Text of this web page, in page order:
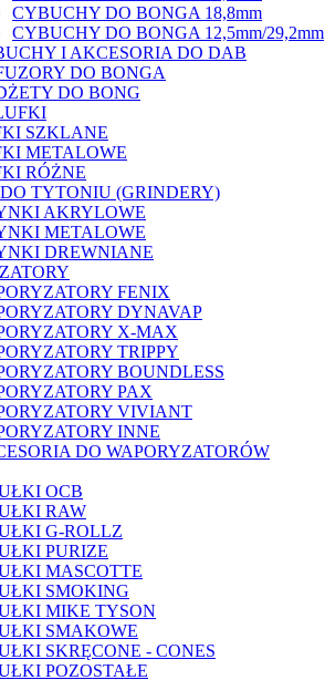
CYBUCHY DO BONGA 18,8mm
CYBUCHY DO BONGA 12,5mm/29,2mm
I AKCESORIA DO DAB
DO BONGA
DO BONG
SZKLANE
METALOWE
RÓŻNE
TYTONIU (GRINDERY)
AKRYLOWE
METALOWE
DREWNIANE
FENIX
DYNAVAP
X-MAX
TRIPPY
BOUNDLESS
PAX
VIVIANT
INNE
DO WAPORYZATORÓW
OCB
RAW
G-ROLLZ
PURIZE
MASCOTTE
SMOKING
MIKE TYSON
SMAKOWE
SKRĘCONE - CONES
POZOSTAŁE